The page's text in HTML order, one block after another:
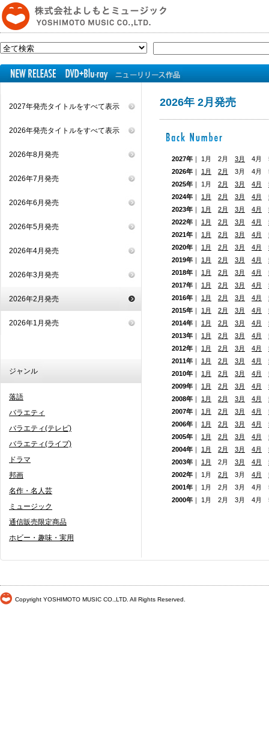
2027年発売タイトルをすべて表示
2026年発売タイトルをすべて表示
2026年8月発売
2026年7月発売
2026年6月発売
2026年5月発売
2026年4月発売
2026年3月発売
2026年2月発売
2026年1月発売
ジャンル
落語
バラエティ
バラエティ(テレビ)
バラエティ(ライブ)
ドラマ
邦画
名作・名人芸
ミュージック
通信販売限定商品
ホビー・趣味・実用
2026年 2月発売
2027年 ｜ 1月 2月 3月
4月
2026年 ｜ 1月 2月
3月 4月
2025年 ｜ 1月 2月 3月 4月
2024年 ｜ 1月 2月 3月 4月
2023年 ｜ 1月 2月 3月 4月
2022年 ｜ 1月 2月 3月 4月
2021年 ｜ 1月 2月 3月 4月
2020年 ｜ 1月 2月 3月 4月
2019年 ｜ 1月 2月 3月 4月
2018年 ｜ 1月 2月 3月 4月
2017年 ｜ 1月 2月 3月 4月
2016年 ｜ 1月 2月 3月 4月
2015年 ｜ 1月 2月 3月 4月
2014年 ｜ 1月 2月 3月 4月
2013年 ｜ 1月 2月 3月 4月
2012年 ｜ 1月 2月 3月 4月
2011年 ｜ 1月 2月 3月 4月
2010年 ｜ 1月 2月 3月 4月
2009年 ｜ 1月 2月 3月 4月
2008年 ｜ 1月 2月 3月 4月
2007年 ｜ 1月 2月 3月 4月
2006年 ｜ 1月 2月 3月 4月
2005年 ｜ 1月 2月 3月 4月
2004年 ｜ 1月 2月 3月 4月
2003年 ｜ 1月 2月 3月 4月
2002年 ｜ 1月 2月 3月 4月
2001年 ｜ 1月 2月 3月 4
2000年 ｜ 1月 2月 3月 4
Copyright YOSHIMOTO MUSIC CO.,LTD. All Rights Reserved.